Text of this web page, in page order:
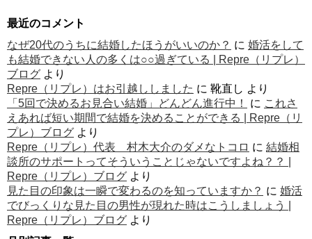
最近のコメント
なぜ20代のうちに結婚したほうがいいのか？ に 婚活をして
も結婚できない人の多くは○○過ぎている | Repre（リプレ）
ブログ より
Repre（リプレ）はお引越ししました に 靴直し より
「5回で決めるお見合い結婚」どんどん進行中！
に これさ
えあれば短い期間で結婚を決めることができる | Repre（リ
プレ）ブログ より
Repre（リプレ）代表 村木大介のダメなトコロ に 結婚相
談所のサポートってそういうことじゃないですよね？？ |
Repre（リプレ）ブログ より
見た目の印象は一瞬で変わるのを知っていますか？ に 婚活
でびっくりな見た目の男性が現れた時はこうしましょう |
Repre（リプレ）ブログ より